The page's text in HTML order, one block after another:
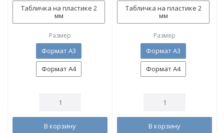
Табличка на пластике 2
мм
Размер
Формат А3
Формат А4
В корзину
Табличка на пластике 2
мм
Размер
Формат А3
Формат А4
В корзину